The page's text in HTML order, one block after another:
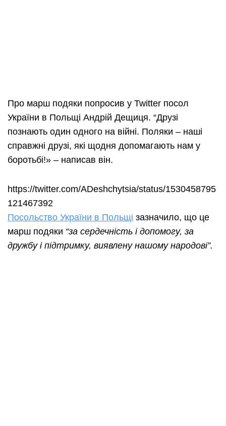
Про марш подяки попросив у Twitter посол
України в Польщі Андрій Дещиця. “Друзі
познають один одного на війні. Поляки – наші
справжні друзі, які щодня допомагають нам у
боротьбі!» – написав він.
https://twitter.com/ADeshchytsia/status/1530458795
121467392
Посольство України в Польщі зазначило, що це
марш подяки “за сердечність і допомогу, за
дружбу і підтримку, виявлену нашому народові”.